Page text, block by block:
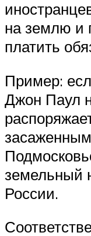
на землю и
платить
Пример:
Джон Паул
земельный
России.